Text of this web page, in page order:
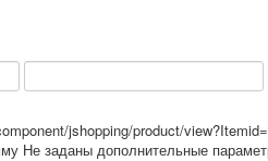
jshopping/product/
Не заданы дополнительные